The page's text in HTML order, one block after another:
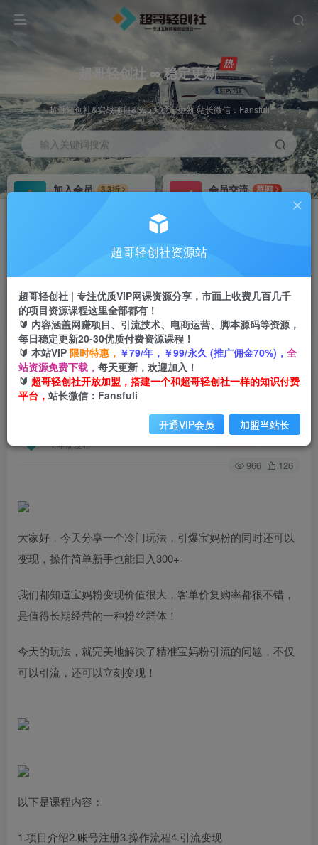
超哥轻创社 ∞ 稳定更新
超哥轻创社&实战项目&365天稳定更新 站长微信：Fansfuli
输入关键词搜索
加入会员
3.3折
会员交流
群聊
推广返佣高达70%
首页 创业课程 会员专属 正文
（7147期）一个冷门玩法引爆宝妈粉的同时还可
以变现，长期项目轻松日入300+
2年前发布
关注 私信
966 126
大家好，今天分享一个冷门玩法，引爆宝妈粉的同时还可以
变现，操作简单新手也能日入300+
我们都知道宝妈粉变现价值很大，客单价复购率都很不错，
是值得长期经营的一种粉丝群体！
今天的玩法，就完美地解决了精准宝妈粉引流的问题，不仅
可以引流，还可以立刻变现！
以下是课程内容：
1.项目介绍2.账号注册3.操作流程4.引流变现
超哥轻创社资源站
超哥轻创社 | 专注优质VIP网课资源分享，市面上收费几百几千
的项目资源课程这里全部都有！
🔰 内容涵盖网赚项目、引流技术、电商运营、脚本源码等资源，
每日稳定更新20-30优质付费资源课程！
🔰 本站VIP 限时特惠， ￥79/年，￥99/永久 (推广佣金70%)， 全
站资源免费下载， 每天更新，欢迎加入！
🔰 超哥轻创社开放加盟，搭建一个和超哥轻创社一样的知识付费
平台， 站长微信：Fansfuli
开通VIP会员 加盟当站长